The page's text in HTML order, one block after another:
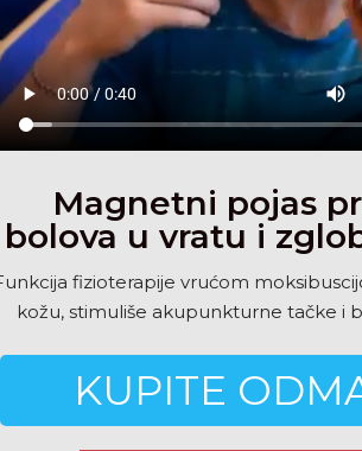
Magnetni pojas
bolova u vratu i
fizioterapije vrućom
kožu, stimuliše akupunkturne tačke i
KUPITE